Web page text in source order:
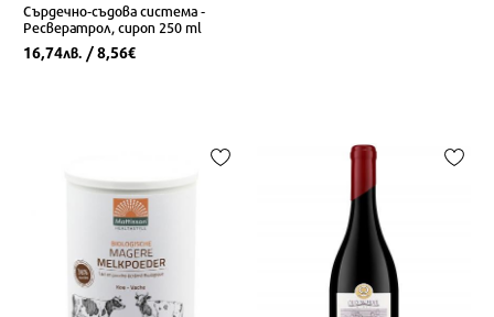
Сърдечно-съдова система -
Ресвератрол, сироп 250 ml
16,74лв. / 8,56€